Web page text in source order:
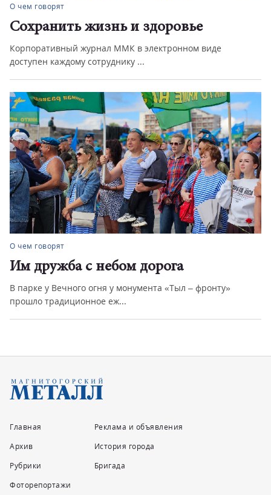
О чем говорят
Сохранить жизнь и здоровье
Корпоративный журнал ММК в электронном виде
доступен каждому сотруднику ...
О чем говорят
Им дружба с небом дорога
В парке у Вечного огня у монумента «Тыл – фронту»
прошло традиционное еж...
Главная
Архив
Рубрики
Фоторепортажи
Реклама и объявления
История города
Бригада